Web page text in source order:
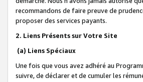
recommandons de faire preuve de
proposer des services payants.
2. Liens Présents sur Votre Site
(a) Liens Spéciaux
Une fois que vous avez adhéré au
suivre, de déclarer et de cumuler les